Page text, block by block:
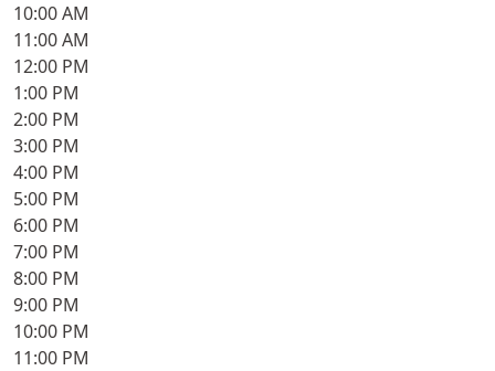
10:00 AM
11:00 AM
12:00 PM
1:00 PM
2:00 PM
3:00 PM
4:00 PM
5:00 PM
6:00 PM
7:00 PM
8:00 PM
9:00 PM
10:00 PM
11:00 PM